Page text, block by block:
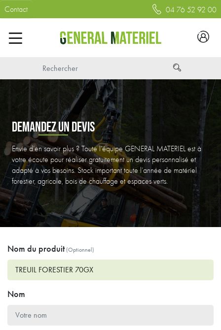
Contact 04 76 52 92 00
DEMANDEZ UN DEVIS
Envie d’en savoir plus ? Toute l’équipe GENERAL MATERIEL est à
votre écoute pour réaliser gratuitement un devis personnalisé et
adapté à vos besoins. Stock important toute l’année de matériel
forestier, agricole, bois de chauffage et espaces verts.
Nom du produit(Optionnel)
Nom